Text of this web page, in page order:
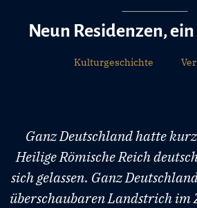
Neun Residenzen,
Kulturgeschichte
Ganz Deutschland hatte
Heilige Römische Reich
sich gelassen. Ganz
überschaubaren Landstrich im